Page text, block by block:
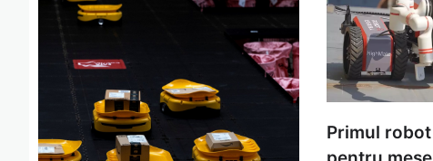
Primul